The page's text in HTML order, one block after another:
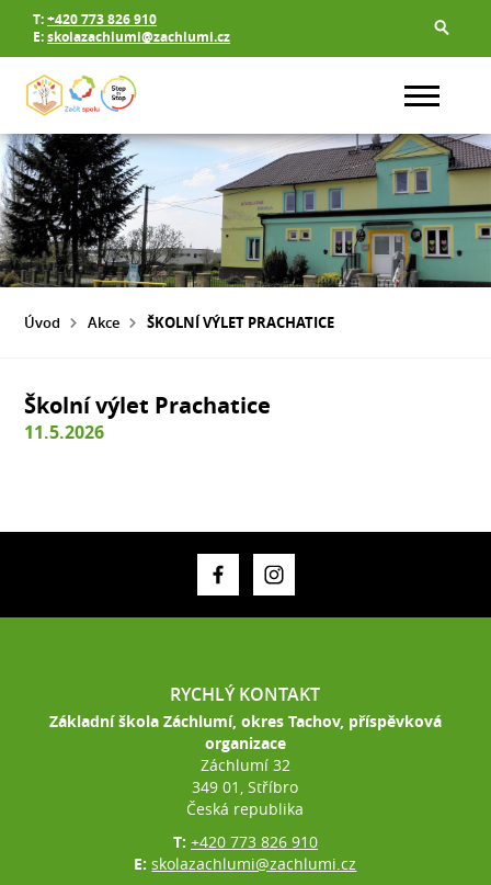
T:+420 773 826 910
E:skolazachlumi@zachlumi.cz
Úvod Akce ŠKOLNÍ VÝLET PRACHATICE
Školní výlet Prachatice
11.5.2026
RYCHLÝ KONTAKT
Základní škola Záchlumí, okres Tachov, příspěvková
organizace
Záchlumí 32
349 01, Stříbro
Česká republika
T: +420 773 826 910
E:skolazachlumi@zachlumi.cz